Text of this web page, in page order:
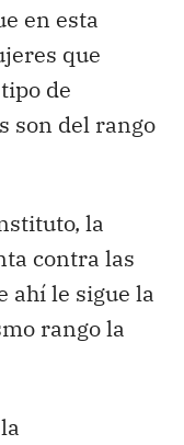
en esta
que
de
son del rango
la
contra las
ahí le sigue la
rango la